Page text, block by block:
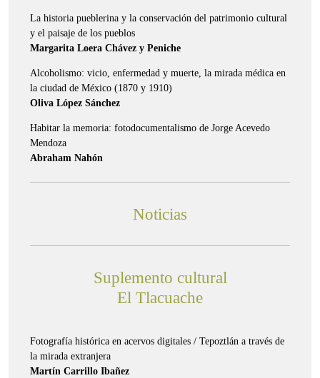
La historia pueblerina y la conservación del patrimonio cultural
y el paisaje de los pueblos
Margarita Loera Chávez y Peniche
Alcoholismo: vicio, enfermedad y muerte, la mirada médica en
la ciudad de México (1870 y 1910)
Oliva López Sánchez
Habitar la memoria: fotodocumentalismo de Jorge Acevedo
Mendoza
Abraham Nahón
Noticias
Suplemento cultural
El Tlacuache
Fotografía histórica en acervos digitales / Tepoztlán a través de
la mirada extranjera
Martín Carrillo Ibañez